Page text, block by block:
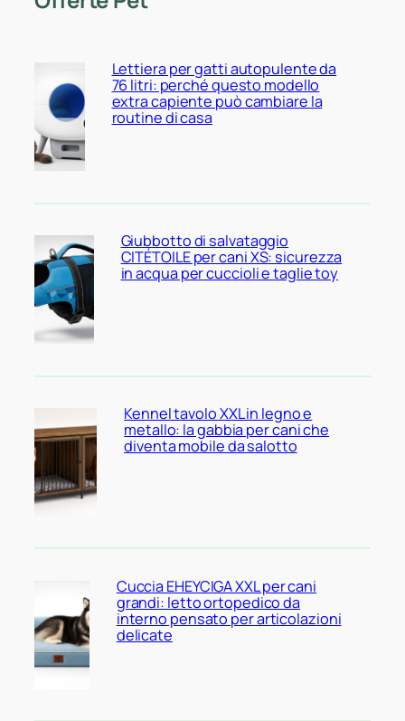
Lettiera per gatti autopulente da
76 litri: perché questo modello
extra capiente può cambiare la
routine di casa
Giubbotto di salvataggio
CITÉTOILE per cani XS: sicurezza
in acqua per cuccioli e taglie toy
Kennel tavolo XXL in legno e
metallo: la gabbia per cani che
diventa mobile da salotto
Cuccia EHEYCIGA XXL per cani
grandi: letto ortopedico da
interno pensato per articolazioni
delicate